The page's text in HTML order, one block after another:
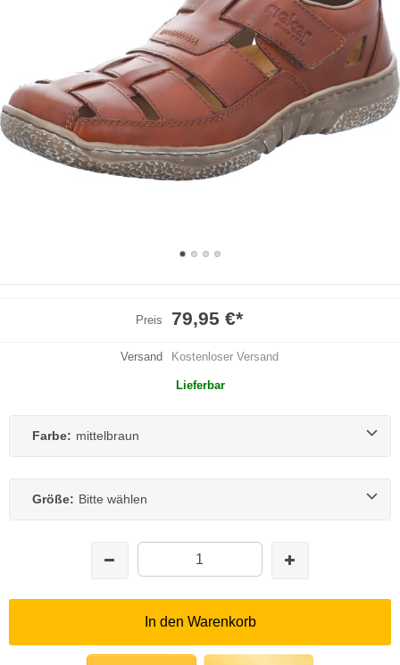
Preis 79,95 €*
Versand Kostenloser Versand
Lieferbar
Farbe: mittelbraun
Größe: Bitte wählen
In den Warenkorb